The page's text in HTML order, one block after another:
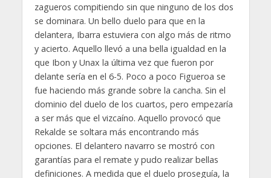
zagueros compitiendo sin que ninguno de los dos
se dominara. Un bello duelo para que en la
delantera, Ibarra estuviera con algo más de ritmo
y acierto. Aquello llevó a una bella igualdad en la
que Ibon y Unax la última vez que fueron por
delante sería en el 6-5. Poco a poco Figueroa se
fue haciendo más grande sobre la cancha. Sin el
dominio del duelo de los cuartos, pero empezaría
a ser más que el vizcaíno. Aquello provocó que
Rekalde se soltara más encontrando más
opciones. El delantero navarro se mostró con
garantías para el remate y pudo realizar bellas
definiciones. A medida que el duelo proseguía, la